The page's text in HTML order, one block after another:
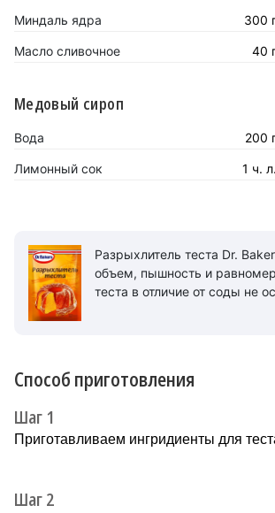
Миндаль ядра 300
Масло сливочное 40
Медовый сироп
Вода 200
Лимонный сок 1 ч. л.
Разрыхлитель теста Dr.
объем, пышность и
теста в отличие от соды не
Способ приготовления
Шаг 1
Приготавливаем ингридиенты для
Шаг 2